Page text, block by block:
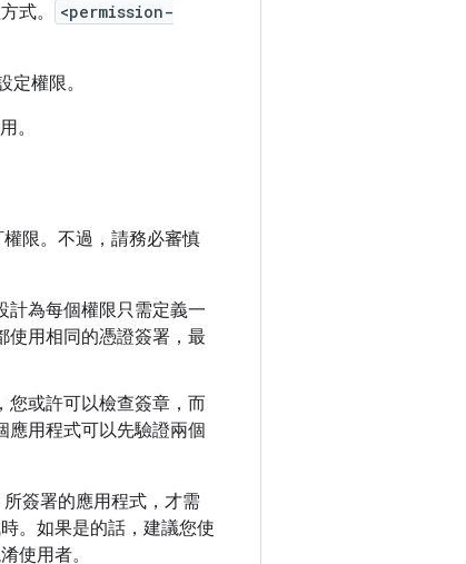
式。
<permission-
權限。
。
限。不過，請務必審慎
計為每個權限只需定義一
使用相同的憑證簽署，最
您或許可以檢查簽章，而
應用程式可以先驗證兩個
簽署的應用程式，才需
。如果是的話，建議您使
使用者。